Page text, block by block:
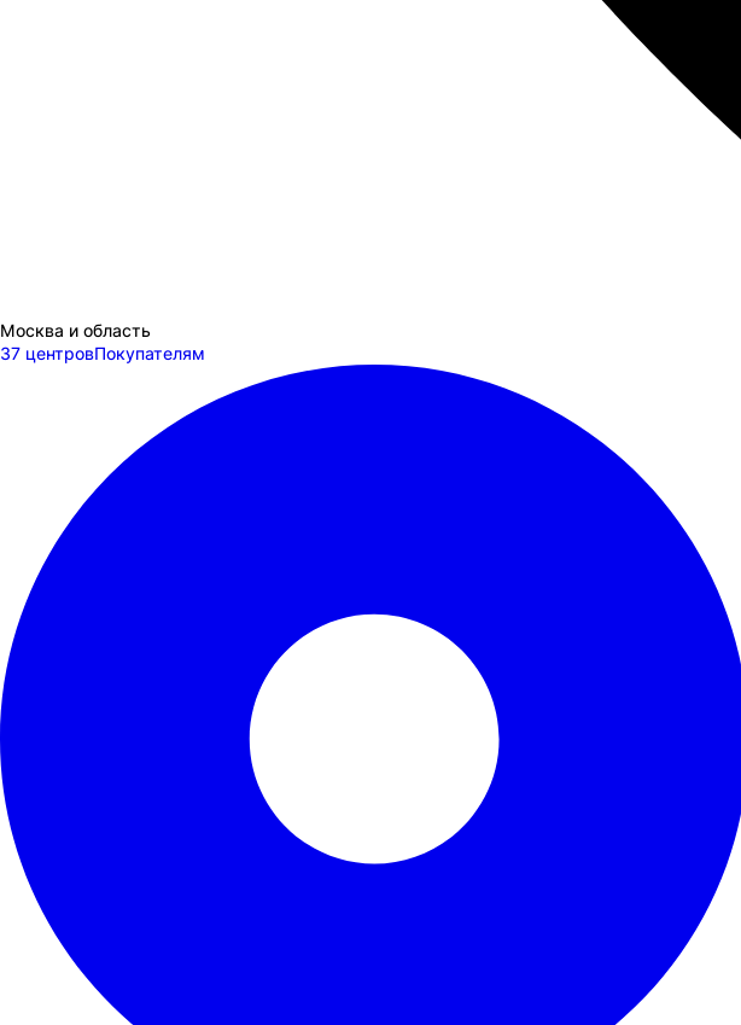
Москва и область
37 центровПокупателям